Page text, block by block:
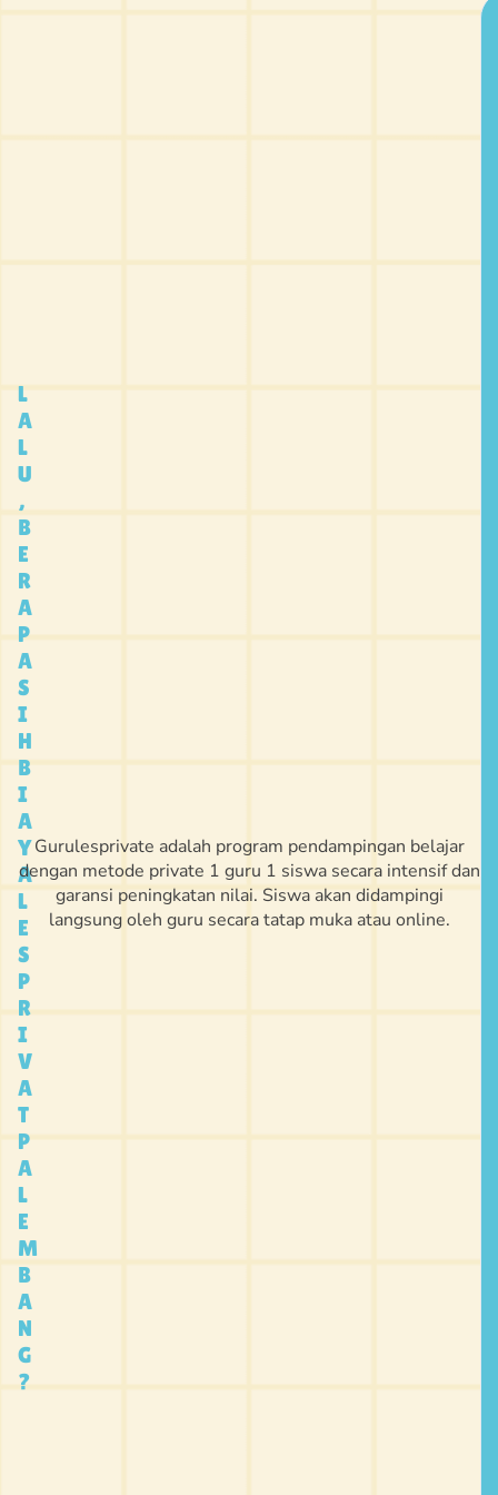
L
A
L
U
,
B
E
R
A
P
A
S
I
H
B
I
A
Y
A
L
E
S
P
R
I
V
A
T
P
A
L
E
M
B
A
N
G
?
Gurulesprivate adalah program pendampingan belajar
dengan metode private 1 guru 1 siswa secara intensif dan
garansi peningkatan nilai. Siswa akan didampingi
langsung oleh guru secara tatap muka atau online.